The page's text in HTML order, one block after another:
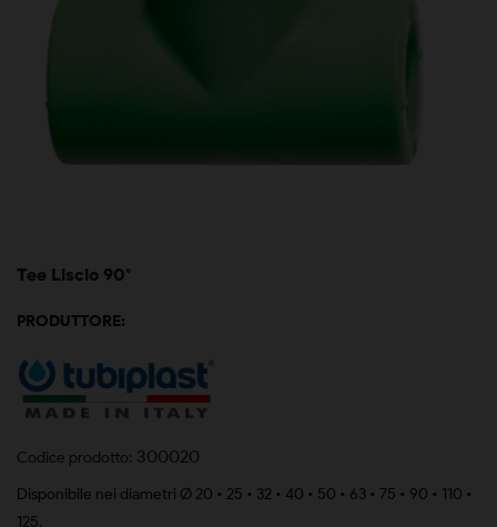
Tee Liscio 90°
PRODUTTORE:
Codice prodotto: 300020
Disponibile nei diametri Ø 20 • 25 • 32 • 40 • 50 • 63 • 75 • 90 • 110 •
125.